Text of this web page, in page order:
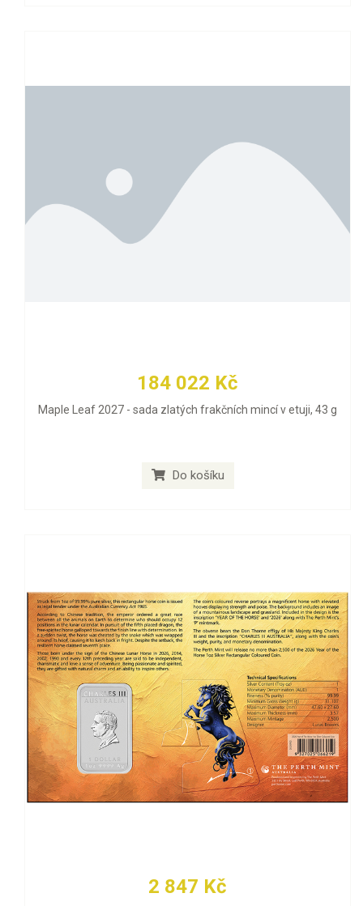
184 022 Kč
Maple Leaf 2027 - sada zlatých frakčních mincí v etuji, 43 g
Do košíku
2 847 Kč